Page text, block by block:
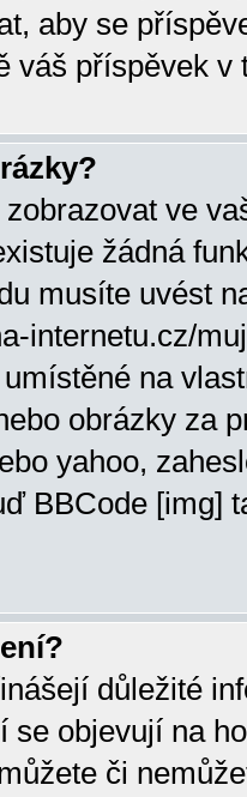
aby se
váš příspěvek v
ve
žádná
musíte uvést
internetu.cz/
na
obrázky za
yahoo,
BBCode [img]
důležité
se objevují na
či